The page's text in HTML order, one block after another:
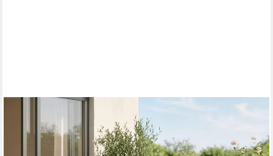
Sitzgruppe mit 2 Gartensesseln, Couchtisch, Kissen
189,99 € UVP369,90 €